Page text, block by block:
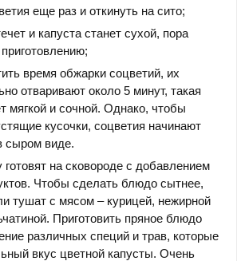
еще раз и откинуть на сито;
и капуста станет сухой, пора
время обжарки соцветий, их
отваривают около 5 минут, такая
мягкой и сочной. Однако, чтобы
кусочки, соцветия начинают
сыром виде.
готовят на сковороде с добавлением
Чтобы сделать блюдо сытнее,
тушат с мясом – курицей, нежирной
Приготовить пряное блюдо
различных специй и трав, которые
вкус цветной капусты. Очень